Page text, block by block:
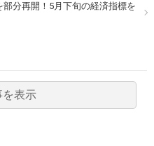
分再開！5月下旬の経済指標を
を表示